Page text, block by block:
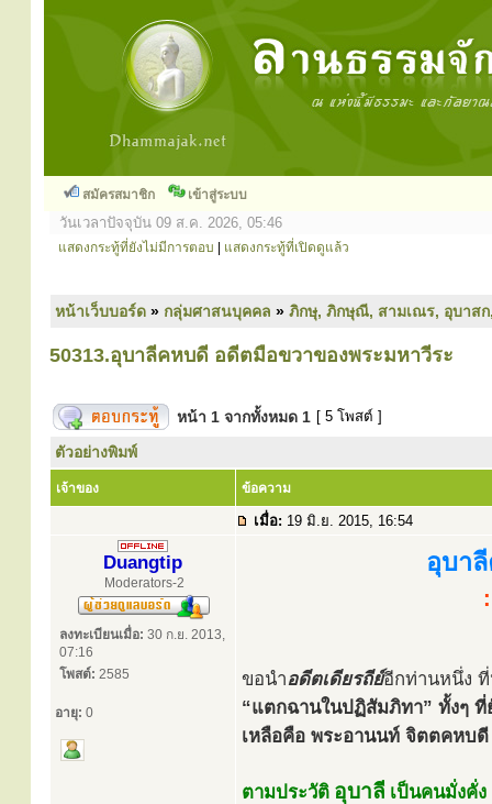
สมัครสมาชิก เข้าสู่ระบบ
วันเวลาปัจจุบัน 09 ส.ค. 2026, 05:46
แสดงกระทู้ที่ยังไม่มีการตอบ แสดงกระทู้ที่เปิดดูแล้ว
หน้าเว็บบอร์ด » กลุ่มศาสนบุคคล » ภิกษุ, ภิกษุณี, สามเณร, อุบาสก
50313.อุบาลีคหบดี อดีตมือขวาของพระมหาวีระ
หน้า 1 จากทั้งหมด 1 [ 5 โพสต์ ]
ตัวอย่างพิมพ์
เจ้าของ ข้อความ
เมื่อ: 19 มิ.ย. 2015, 16:54
Duangtip
Moderators-2
ลงทะเบียนเมื่อ: 30 ก.ย. 2013,
07:16
โพสต์: 2585
อายุ: 0
อุบา
ขอนำอดีตเดียรถีย์อีกท่านหนึ่ง
“แตกฉานในปฏิสัมภิทา” ทั้งๆ ที่
เหลือคือ พระอานนท์ จิตตคหบ
ตามประวัติ อุบาลี เป็นคนมั่งคั่